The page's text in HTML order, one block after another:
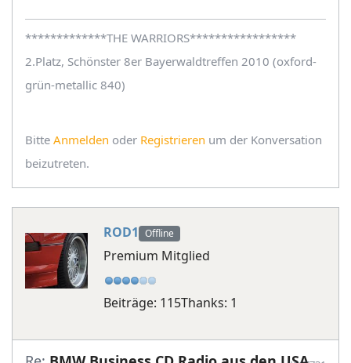
*************THE WARRIORS*****************
2.Platz, Schönster 8er Bayerwaldtreffen 2010 (oxford-
grün-metallic 840)
Bitte Anmelden oder Registrieren um der Konversation
beizutreten.
ROD1 Offline
Premium Mitglied
Beiträge: 115Thanks: 1